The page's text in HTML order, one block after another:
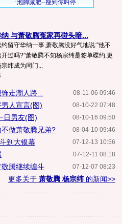
与萧敬腾冤家再碰头暗...
留守华纳一事,萧敬腾没好气地说:"他不
过吗?"萧敬腾不知杨宗纬是签单碟约,更
纬成为同门...
08-11-06 09:46
走潮人路...
08-10-22 07:48
人宣言(图)
08-10-16 09:50
日男友(图)
08-04-10 09:46
做萧敬腾兄弟?
07-12-13 10:56
到大银幕
07-12-11 08:18
07-12-07 08:23
腾继续缠斗
更多关于 萧敬腾 杨宗纬的新闻>>